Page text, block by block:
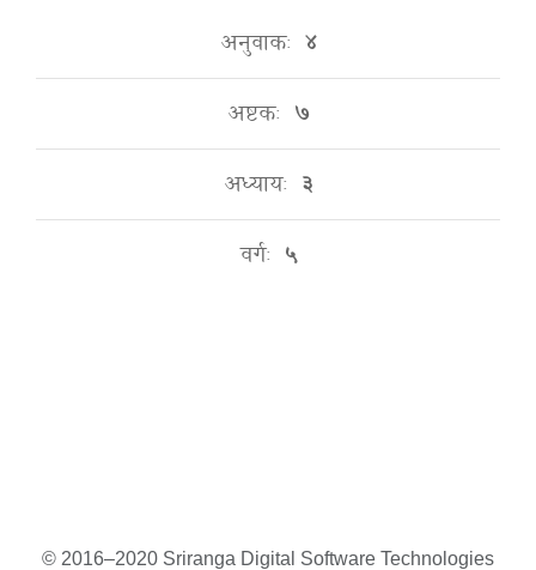
अनुवाकः ४
अष्टकः ७
अध्यायः ३
वर्गः ५
© 2016–2020 Sriranga Digital Software Technologies